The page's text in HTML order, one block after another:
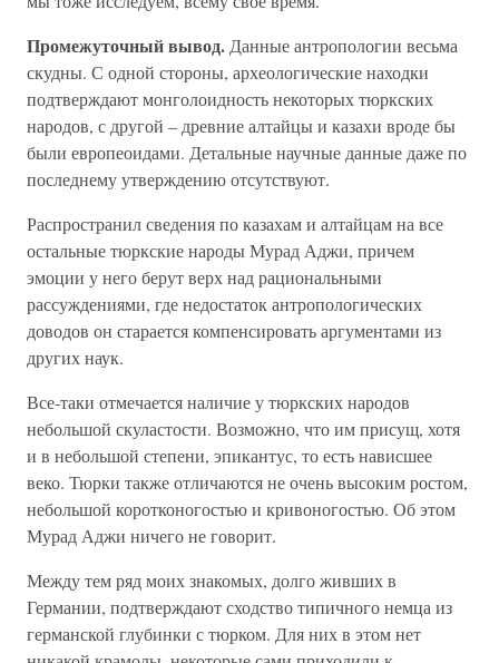
Промежуточный вывод. Данные антропологии весьма
скудны. С одной стороны, археологические находки
подтверждают монголоидность некоторых тюркских
народов, с другой – древние алтайцы и казахи вроде бы
были европеоидами. Детальные научные данные даже по
последнему утверждению отсутствуют.
Распространил сведения по казахам и алтайцам на все
остальные тюркские народы Мурад Аджи, причем
эмоции у него берут верх над рациональными
рассуждениями, где недостаток антропологических
доводов он старается компенсировать аргументами из
других наук.
Все-таки отмечается наличие у тюркских народов
небольшой скуластости. Возможно, что им присущ, хотя
и в небольшой степени, эпикантус, то есть нависшее
веко. Тюрки также отличаются не очень высоким ростом,
небольшой коротконогостью и кривоногостью. Об этом
Мурад Аджи ничего не говорит.
Между тем ряд моих знакомых, долго живших в
Германии, подтверждают сходство типичного немца из
германской глубинки с тюрком. Для них в этом нет